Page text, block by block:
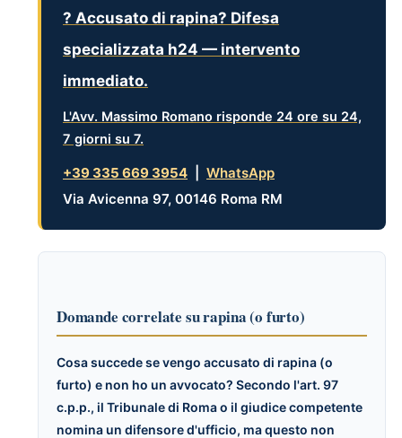
? Accusato di rapina? Difesa
specializzata h24 — intervento
immediato.
L'Avv. Massimo Romano risponde 24 ore su 24,
7 giorni su 7.
+39 335 669 3954
WhatsApp
Via Avicenna 97, 00146 Roma RM
Domande correlate su rapina (o furto)
Cosa succede se vengo accusato di rapina (o
furto) e non ho un avvocato? Secondo l'art. 97
c.p.p., il Tribunale di Romao il giudice competente
nomina un difensore d'ufficio, ma questo non